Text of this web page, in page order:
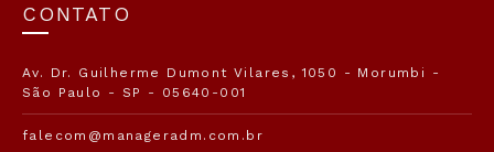
CONTATO
Av. Dr. Guilherme Dumont Vilares, 1050 - Morumbi -
São Paulo - SP - 05640-001
falecom@manageradm.com.br